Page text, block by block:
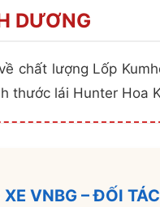
DƯƠNG
chất lượng Lốp
thước lái Hunter Hoa
VNBG – ĐỐI